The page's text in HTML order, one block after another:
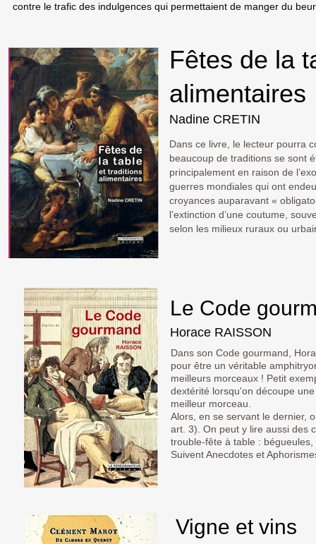
contre le trafic des indulgences qui permettaient de manger du
Le Code
Horace RAISSON
Dans son Code gourmand,
pour être un véritable
meilleurs morceaux ! Petit
dextérité lorsqu'on découpe
meilleur morceau.
Alors, en se servant le dernier,
art. 3). On peut y lire aussi des
trouble-fête à table :
Suivent Anecdotes et
Vigne et vins
Fêtes de la
alimentaires
Nadine CRETIN
Dans ce livre, le lecteur pourra
beaucoup de traditions se sont
principalement en raison de
guerres mondiales qui ont
croyances auparavant «
l’extinction d’une coutume,
selon les milieux ruraux ou